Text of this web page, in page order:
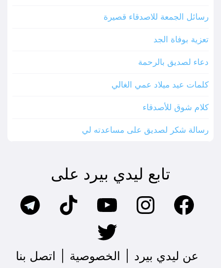
رسائل الجمعة للاصدقاء قصيرة
تعزية بوفاة الجد
دعاء لصديق بالرحمة
كلمات عيد ميلاد عمي الغالي
كلام شوق للأصدقاء
رسالة شكر لصديق على مساعدته لي
تابع ليدي بيرد على
عن ليدي بيرد الخصوصية اتصل بنا